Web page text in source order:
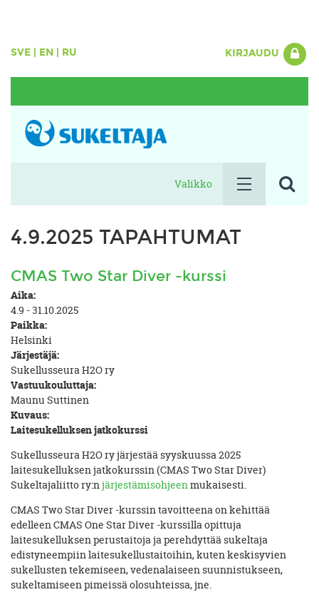
SVE EN RU KIRJAUDU
Valikko
4.9.2025 TAPAHTUMAT
CMAS Two Star Diver -kurssi
Aika:
4.9 - 31.10.2025
Paikka:
Helsinki
Järjestäjä:
Sukellusseura H2O ry
Vastuukouluttaja:
Maunu Suttinen
Kuvaus:
Laitesukelluksen jatkokurssi
Sukellusseura H2O ry järjestää syyskuussa 2025
laitesukelluksen jatkokurssin (CMAS Two Star Diver)
Sukeltajaliitto ry:njärjestämisohjeenmukaisesti.
CMAS Two Star Diver -kurssin tavoitteena on kehittää
edelleen CMAS One Star Diver -kurssilla opittuja
laitesukelluksen perustaitoja ja perehdyttää sukeltaja
edistyneempiin laitesukellustaitoihin, kuten keskisyvien
sukellusten tekemiseen, vedenalaiseen suunnistukseen,
sukeltamiseen pimeissä olosuhteissa, jne.